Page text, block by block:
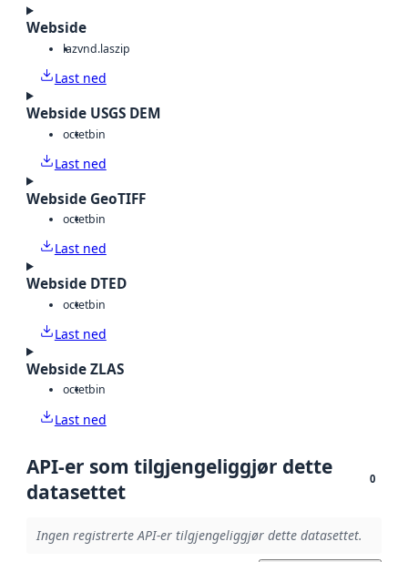
Webside
lazvnd.laszip
Last ned
Webside USGS DEM
octetbin
Last ned
Webside GeoTIFF
octetbin
Last ned
Webside DTED
octetbin
Last ned
Webside ZLAS
octetbin
Last ned
API-er som tilgjengeliggjør dette
datasettet
0
Ingen registrerte API-er tilgjengeliggjør dette datasettet.